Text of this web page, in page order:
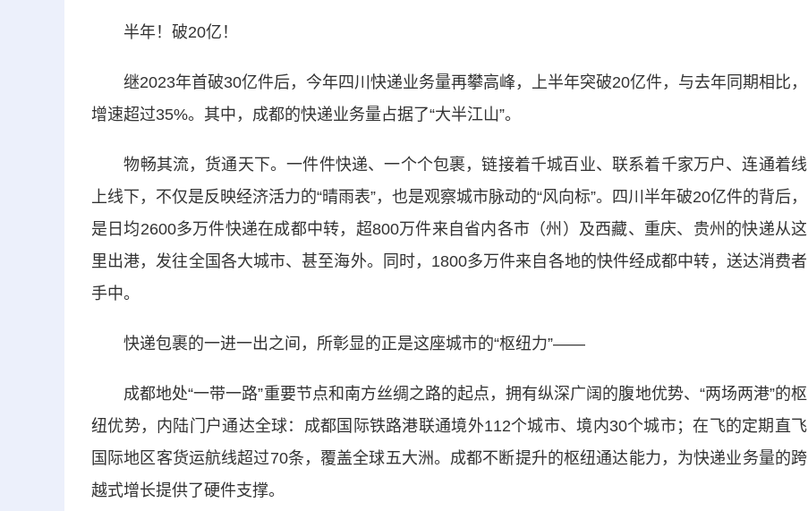
半年！破20亿！
继2023年首破30亿件后，今年四川快递业务量再攀高峰，上半年突破20亿件，与去年同期相比，
增速超过35%。其中，成都的快递业务量占据了“大半江山”。
物畅其流，货通天下。一件件快递、一个个包裹，链接着千城百业、联系着千家万户、连通着线
上线下，不仅是反映经济活力的“晴雨表”，也是观察城市脉动的“风向标”。四川半年破20亿件的背后，
是日均2600多万件快递在成都中转，超800万件来自省内各市（州）及西藏、重庆、贵州的快递从这
里出港，发往全国各大城市、甚至海外。同时，1800多万件来自各地的快件经成都中转，送达消费者
手中。
快递包裹的一进一出之间，所彰显的正是这座城市的“枢纽力”——
成都地处“一带一路”重要节点和南方丝绸之路的起点，拥有纵深广阔的腹地优势、“两场两港”的枢
纽优势，内陆门户通达全球：成都国际铁路港联通境外112个城市、境内30个城市；在飞的定期直飞
国际地区客货运航线超过70条，覆盖全球五大洲。成都不断提升的枢纽通达能力，为快递业务量的跨
越式增长提供了硬件支撑。